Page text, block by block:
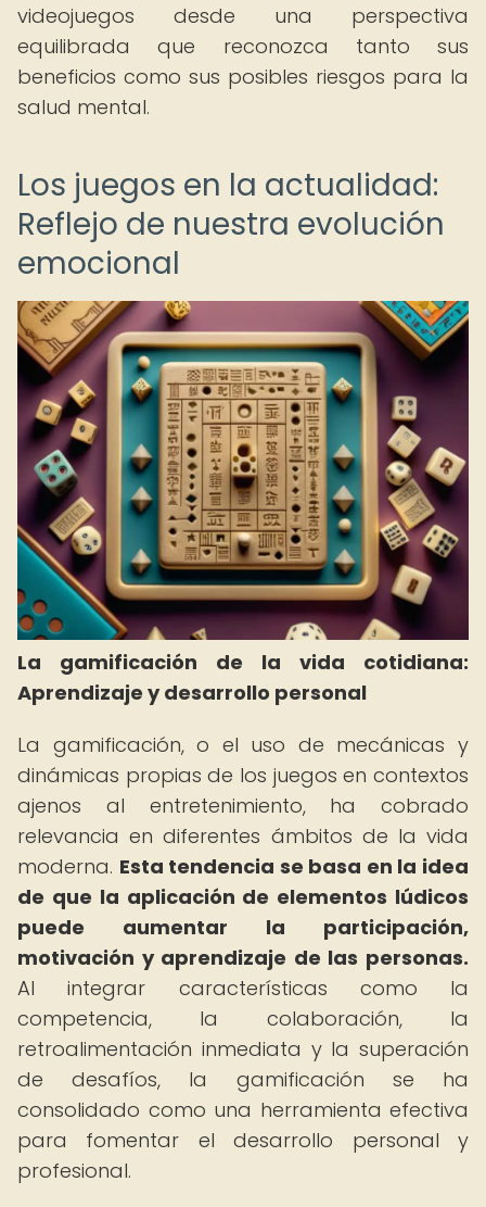
videojuegos desde una perspectiva
equilibrada que reconozca tanto sus
beneficios como sus posibles riesgos para la
salud mental.
Los juegos en la actualidad:
Reflejo de nuestra evolución
emocional
La gamificación de la vida cotidiana:
Aprendizaje y desarrollo personal
La gamificación, o el uso de mecánicas y
dinámicas propias de los juegos en contextos
ajenos al entretenimiento, ha cobrado
relevancia en diferentes ámbitos de la vida
moderna. Esta tendencia se basa en la idea
de que la aplicación de elementos lúdicos
puede aumentar la participación,
motivación y aprendizaje de las personas.
Al integrar características como la
competencia, la colaboración, la
retroalimentación inmediata y la superación
de desafíos, la gamificación se ha
consolidado como una herramienta efectiva
para fomentar el desarrollo personal y
profesional.